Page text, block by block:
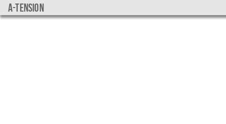
a-tension